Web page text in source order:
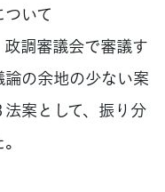
いて
調審議会で審議す
の余地の少ない案
法案として、振り分